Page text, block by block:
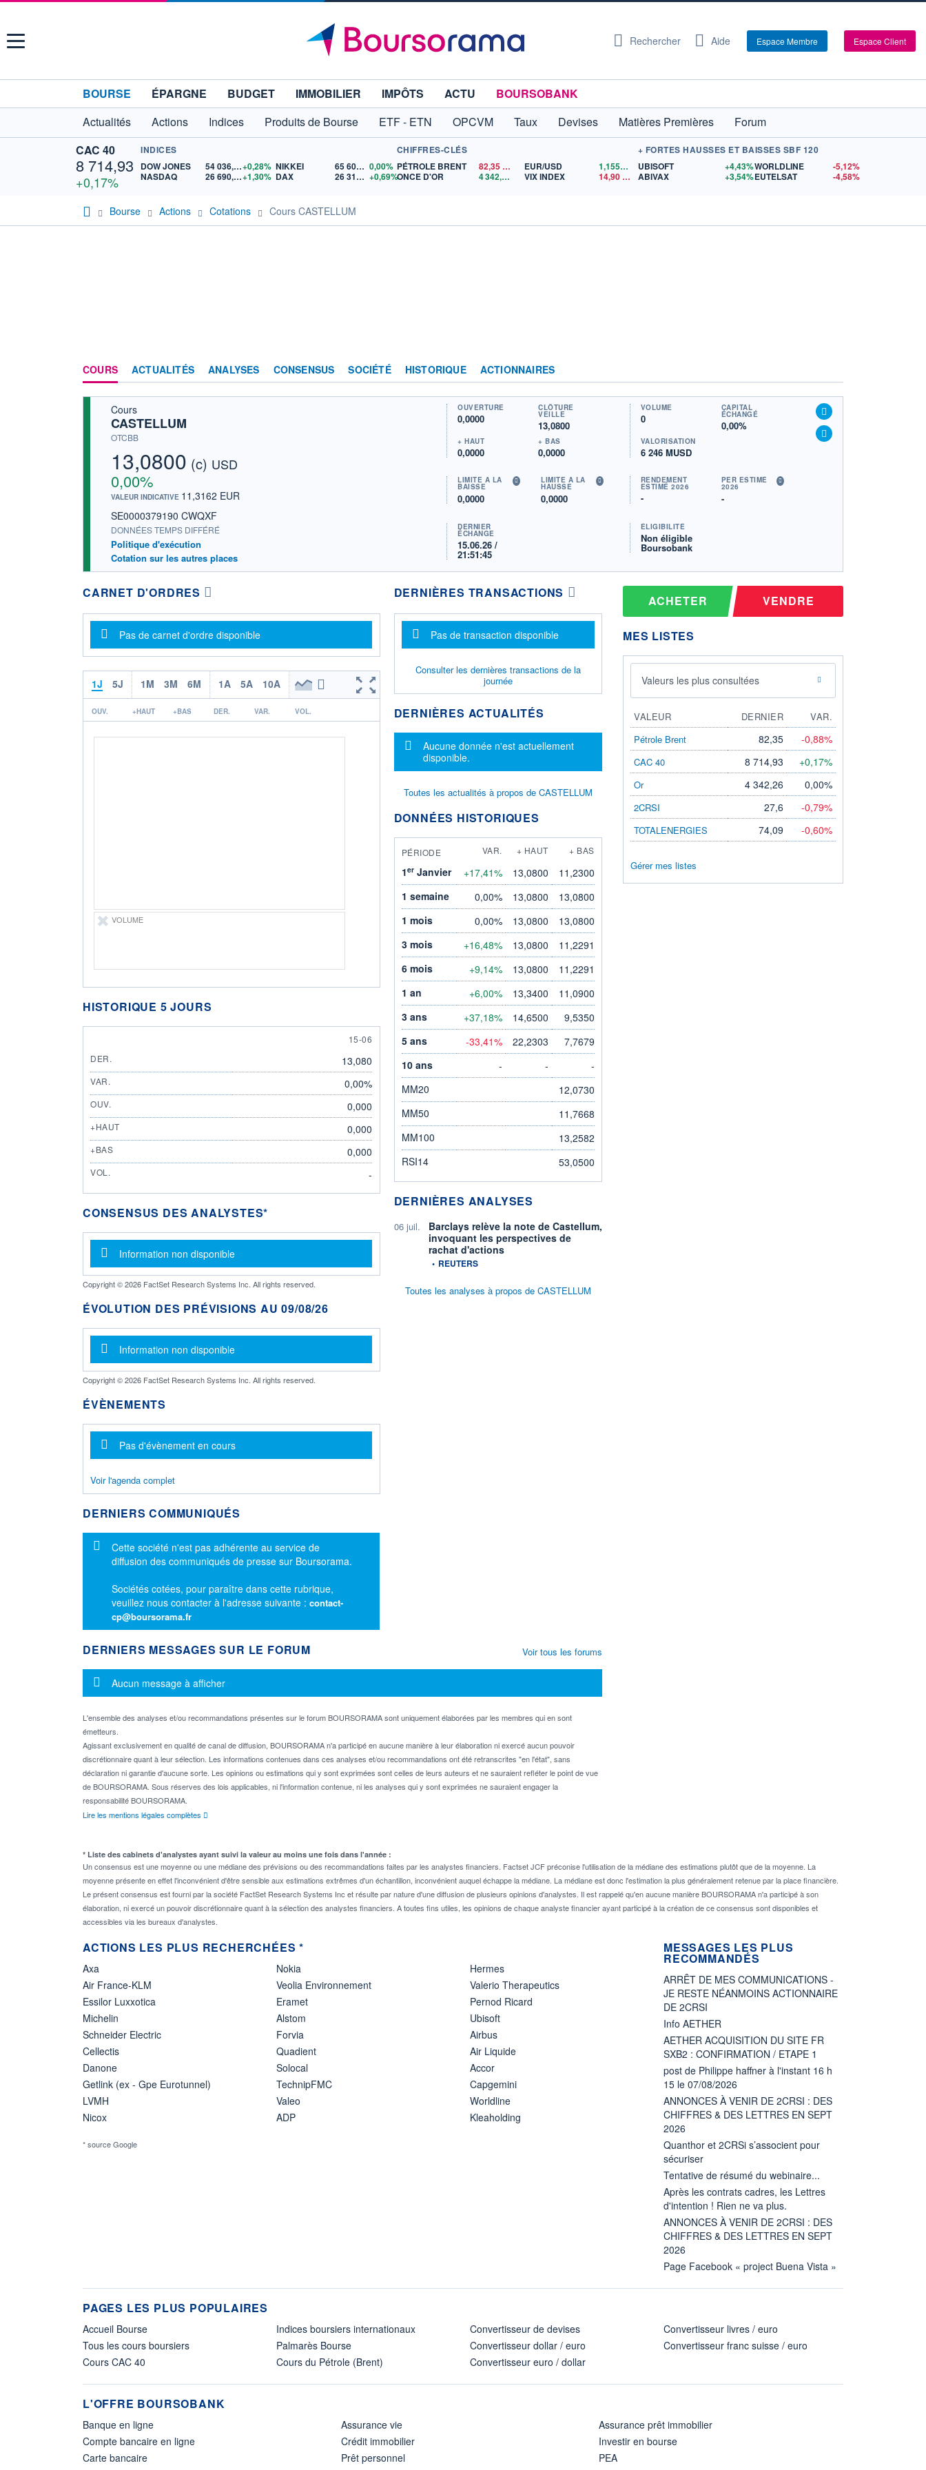
Menu Rechercher Aide Espace Membre Espace Client
BOURSE ÉPARGNE BUDGET IMMOBILIER IMPÔTS ACTU
BOURSOBANK
Actualités
Actions Indices Produits de Bourse ETF - ETN OPCVM Taux Devises Matières Premières
Forum
CAC 40
8 714,93
+0,17%
INDICES
DOW JONES
54 036,93+0,28%
NASDAQ
26 690,62+1,30%
NIKKEI 65 606,71 0,00%
DAX
26 319,45 +0,69%
CHIFFRES-CLÉS
PÉTROLE BRENT
82,35$US
ONCE D'OR
4 342,26 $US
EUR/USD 1,1559$US
VIX INDEX
14,90
+ FORTES HAUSSES ET BAISSES SBF 120
UBISOFT
+4,43%
ABIVAX
+3,54%
WORLDLINE
-5,12%
EUTELSAT
-4,58%
Bourse Actions Cotations Cours CASTELLUM
COURS ACTUALITÉS ANALYSES CONSENSUS SOCIÉTÉ HISTORIQUE ACTIONNAIRES
Cours
CASTELLUM
OTCBB
13,0800 (c) USD
0,00%
VALEUR INDICATIVE 11,3162 EUR
SE0000379190 CWQXF
DONNÉES TEMPS DIFFÉRÉ
Politique d'exécution
Cotation sur les autres places
OUVERTURE
0,0000
CLÔTURE
VEILLE
13,0800
+ HAUT
0,0000
+ BAS
0,0000
VOLUME
0
CAPITAL
ÉCHANGÉ
0,00%
VALORISATION
6 246 MUSD
LIMITE À LA
BAISSE
0,0000
LIMITE À LA
HAUSSE
0,0000
RENDEMENT
ESTIMÉ 2026
-
PER ESTIMÉ
2026
-
DERNIER
ÉCHANGE
15.06.26 /
21:51:45
ÉLIGIBILITÉ
Non éligible
Boursobank
CARNET D'ORDRES
Message d'information
Pas de carnet d'ordre disponible
1J 5J 1M 3M 6M 1A 5A 10A
OUV. +HAUT +BAS DER. VAR. VOL.
VOLUME
HISTORIQUE 5 JOURS
15 JUNE
15-06
DER.
13,080
VAR. 0,00%
OUV. 0,000
+HAUT 0,000
+BAS 0,000
VOL. -
CONSENSUS DES ANALYSTES*
Message d'information
Information non disponible
Copyright © 2026 FactSet Research Systems Inc. All rights reserved.
ÉVOLUTION DES PRÉVISIONS AU 09/08/26
Message d'information
Information non disponible
Copyright © 2026 FactSet Research Systems Inc. All rights reserved.
ÉVÈNEMENTS
Message d'information
Pas d'évènement en cours
Voir l'agenda complet
DERNIERS COMMUNIQUÉS
Message d'information
Cette société n'est pas adhérente au service de
diffusion des communiqués de presse sur Boursorama.
Sociétés cotées, pour paraître dans cette rubrique,
veuillez nous contacter à l'adresse suivante : contact-
cp@boursorama.fr
DERNIÈRES TRANSACTIONS
Message d'information
Pas de transaction disponible
Consulter les dernières transactions de la
journée
DERNIÈRES ACTUALITÉS
Message d'information
Aucune donnée n'est actuellement
disponible.
Toutes les actualités à propos de CASTELLUM
DONNÉES HISTORIQUES
PÉRIODE VAR. + HAUT + BAS
1erJanvier +17,41% 13,0800
11,2300
1 semaine
0,00% 13,0800
13,0800
1 mois
0,00% 13,0800
13,0800
3 mois
+16,48% 13,0800
11,2291
6 mois
+9,14% 13,0800
11,2291
1 an
+6,00% 13,3400
11,0900
3 ans
+37,18% 14,6500
9,5350
5 ans
-33,41% 22,2303
7,7679
10 ans
- -
-
MM20
12,0730
MM50
11,7668
MM100
13,2582
RSI14
53,0500
DERNIÈRES ANALYSES
06 juil.
Barclays relève la note de Castellum,
invoquant les perspectives de
rachat d'actions
information fournie par
• REUTERS
Toutes les analyses à propos de CASTELLUM
DERNIERS MESSAGES SUR LE FORUM
Message d'information
Aucun message à afficher
L'ensemble des analyses et/ou recommandations présentes sur le forum BOURSORAMA sont uniquement élaborées par les membres qui en sont
émetteurs.
Agissant exclusivement en qualité de canal de diffusion, BOURSORAMA n'a participé en aucune manière à leur élaboration ni exercé aucun pouvoir
discrétionnaire quant à leur sélection. Les informations contenues dans ces analyses et/ou recommandations ont été retranscrites "en l'état", sans
déclaration ni garantie d'aucune sorte. Les opinions ou estimations qui y sont exprimées sont celles de leurs auteurs et ne sauraient refléter le point de vue
de BOURSORAMA. Sous réserves des lois applicables, ni l'information contenue, ni les analyses qui y sont exprimées ne sauraient engager la
responsabilité BOURSORAMA.
Lire les mentions légales complètes
Voir tous les forums
ACHETER VENDRE
MES LISTES
Valeurs les plus consultées
VALEUR DERNIER
VAR.
Pétrole Brent
82,35 -0,88%
CAC 40 8 714,93 +0,17%
Or 4 342,26 0,00%
2CRSI 27,6 -0,79%
TOTALENERGIES 74,09 -0,60%
Gérer mes listes
* Liste des cabinets d'analystes ayant suivi la valeur au moins une fois dans l'année :
Un consensus est une moyenne ou une médiane des prévisions ou des recommandations faites par les analystes financiers. Factset JCF préconise l'utilisation de la médiane des estimations plutôt que de la moyenne. La
moyenne présente en effet l'inconvénient d'être sensible aux estimations extrêmes d'un échantillon, inconvénient auquel échappe la médiane. La médiane est donc l'estimation la plus généralement retenue par la place financière.
Le présent consensus est fourni par la société FactSet Research Systems Inc et résulte par nature d'une diffusion de plusieurs opinions d'analystes. Il est rappelé qu'en aucune manière BOURSORAMA n'a participé à son
élaboration, ni exercé un pouvoir discrétionnaire quant à la sélection des analystes financiers. A toutes fins utiles, les opinions de chaque analyste financier ayant participé à la création de ce consensus sont disponibles et
accessibles via les bureaux d'analystes.
ACTIONS LES PLUS RECHERCHÉES *
Axa
Air France-KLM
Essilor Luxxotica
Michelin
Schneider Electric
Cellectis
Danone
Getlink (ex - Gpe Eurotunnel)
LVMH
Nicox
Nokia
Veolia Environnement
Eramet
Alstom
Forvia
Quadient
Solocal
TechnipFMC
Valeo
ADP
Hermes
Valerio Therapeutics
Pernod Ricard
Ubisoft
Airbus
Air Liquide
Accor
Capgemini
Worldline
Kleaholding
* source Google
MESSAGES LES PLUS
RECOMMANDÉS
ARRÊT DE MES COMMUNICATIONS -
JE RESTE NÉANMOINS ACTIONNAIRE
DE 2CRSI
Info AETHER
AETHER ACQUISITION DU SITE FR
SXB2 : CONFIRMATION / ETAPE 1
post de Philippe haffner à l'instant 16 h
15 le 07/08/2026
ANNONCES À VENIR DE 2CRSI : DES
CHIFFRES & DES LETTRES EN SEPT
2026
Quanthor et 2CRSi s’associent pour
sécuriser
Tentative de résumé du webinaire...
Après les contrats cadres, les Lettres
d'intention ! Rien ne va plus.
ANNONCES À VENIR DE 2CRSI : DES
CHIFFRES & DES LETTRES EN SEPT
2026
Page Facebook « project Buena Vista »
PAGES LES PLUS POPULAIRES
Accueil Bourse
Tous les cours boursiers
Cours CAC 40
Indices boursiers internationaux
Palmarès Bourse
Cours du Pétrole (Brent)
Convertisseur de devises
Convertisseur dollar / euro
Convertisseur euro / dollar
Convertisseur livres / euro
Convertisseur franc suisse / euro
L'OFFRE BOURSOBANK
Banque en ligne
Compte bancaire en ligne
Carte bancaire
Assurance vie
Crédit immobilier
Prêt personnel
Assurance prêt immobilier
Investir en bourse
PEA